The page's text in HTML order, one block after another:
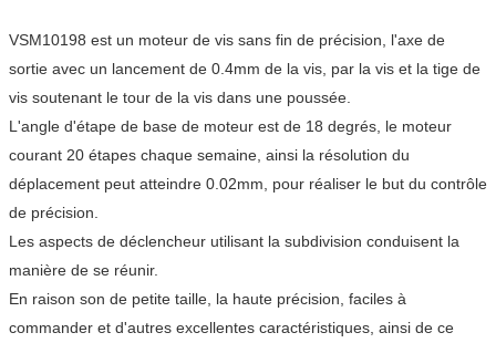
fonctionnement
Poids
5,5 g (réf.)
SERVICE D'OEM ET D'ODM
DISPONIBLE
VSM10198 est un moteur de vis sans fin de précision, l'axe de
sortie avec un lancement de 0.4mm de la vis, par la vis et la tige de
vis soutenant le tour de la vis dans une poussée.
L'angle d'étape de base de moteur est de 18 degrés, le moteur
courant 20 étapes chaque semaine, ainsi la résolution du
déplacement peut atteindre 0.02mm, pour réaliser le but du contrôle
de précision.
Les aspects de déclencheur utilisant la subdivision conduisent la
manière de se réunir.
En raison son de petite taille, la haute précision, faciles à
commander et d'autres excellentes caractéristiques, ainsi de ce